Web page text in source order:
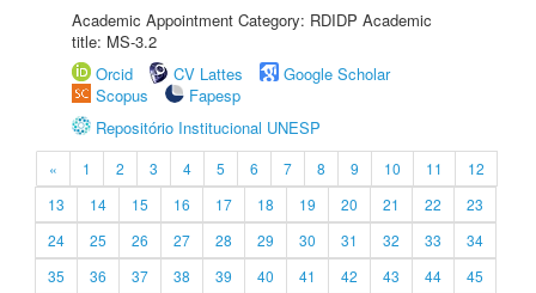
Academic Appointment Category: RDIDP Academic
title: MS-3.2
Orcid
CV Lattes
Google Scholar
Scopus
Fapesp
Repositório Institucional UNESP
« 1 2 3 4 5 6 7 8 9 10 11
12
13
14 15 16 17 18 19 20 21 22
23
24
25 26 27 28 29 30 31 32 33
34
35
36 37 38 39 40 41 42 43 44
45